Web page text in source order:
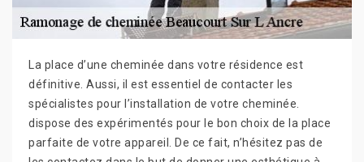
La place d’une cheminée dans votre résidence est
définitive. Aussi, il est essentiel de contacter les
spécialistes pour l’installation de votre cheminée.
dispose des expérimentés pour le bon choix de la place
parfaite de votre appareil. De ce fait, n’hésitez pas de